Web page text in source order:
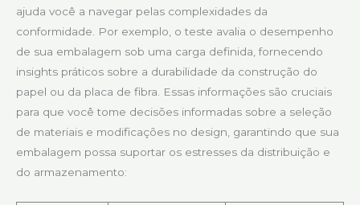
ajuda você a navegar pelas complexidades da
conformidade. Por exemplo, o teste avalia o desempenho
de sua embalagem sob uma carga definida, fornecendo
insights práticos sobre a durabilidade da construção do
papel ou da placa de fibra. Essas informações são cruciais
para que você tome decisões informadas sobre a seleção
de materiais e modificações no design, garantindo que sua
embalagem possa suportar os estresses da distribuição e
do armazenamento: